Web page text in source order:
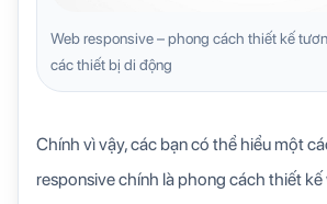
Web responsive – phong cách thiết kế
các thiết bị di động
Chính vì vậy, các bạn có thể hiểu một
responsive chính là phong cách thiết kế